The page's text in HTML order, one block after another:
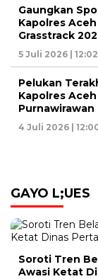
Gaungkan
Kapolres
Grasstrack
5 Juli 2026 |
Pelukan
Kapolres
Purnawirawan
4 Juli 2026 |
GAYO L;UES
Soroti Tren
Awasi Ketat